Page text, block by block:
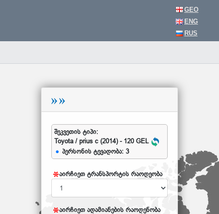
GEO
ENG
RUS
შეკვეთის ტიპი:
Toyota / prius c (2014) - 120 GEL
პერსონის ტევადობა: 3
აირჩიეთ ტრანსპორტის რაოდეობა
აირჩიეთ ადამიანების რაოდენობა